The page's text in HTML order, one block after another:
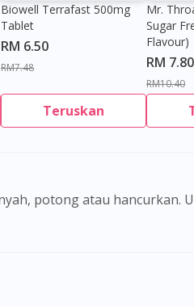
Biowell Terrafast 500mg
Tablet
RM 6.50
RM7.48
Teruskan
Mr.
Sugar
Flavour)
RM 7.80
RM10.40